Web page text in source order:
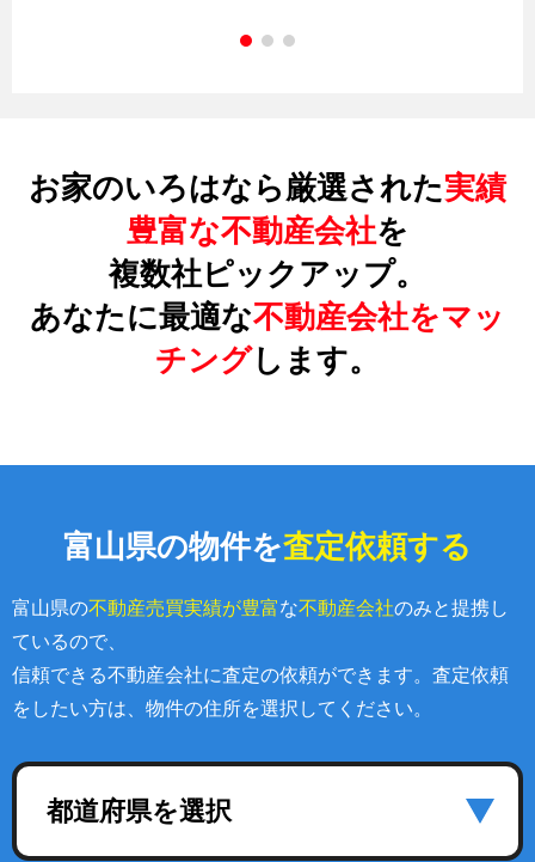
お家のいろはなら厳選された実績
豊富な不動産会社を
複数社ピックアップ。
あなたに最適な不動産会社をマッ
チングします。
富山県の物件を査定依頼する
富山県の不動産売買実績が豊富な不動産会社のみと提携し
ているので、
信頼できる不動産会社に査定の依頼ができます。査定依頼
をしたい方は、物件の住所を選択してください。
都道府県を選択